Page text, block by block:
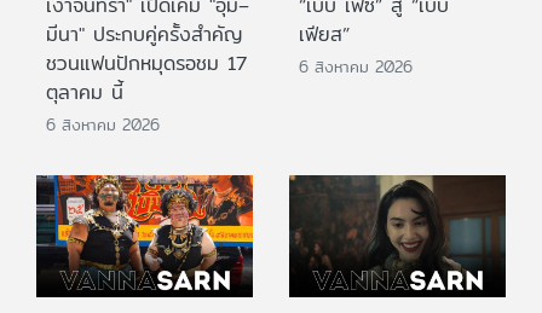
มีนา" ประกบคู่ครั้งสำคัญ
ชวนแฟนปักหมุดรอชม 17
ตุลาคม นี้
6 สิงหาคม 2026
เฟียส”
6 สิงหาคม 2026